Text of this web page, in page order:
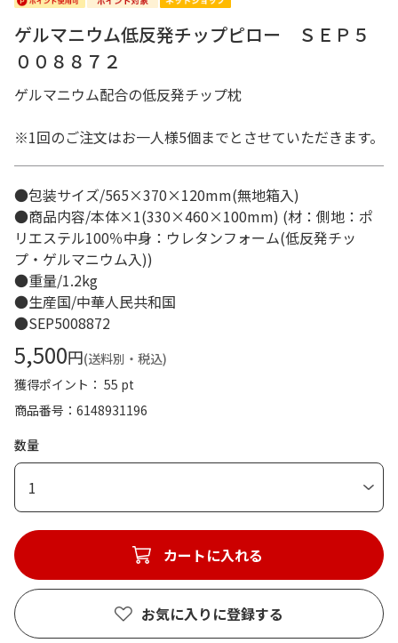
ゲルマニウム低反発チップピロー ＳＥＰ５
００８８７２
ゲルマニウム配合の低反発チップ枕
※1回のご注文はお一人様5個までとさせていただきます。
●包装サイズ/565×370×120mm(無地箱入)
●商品内容/本体×1(330×460×100mm) (材：側地：ポ
リエステル100％中身：ウレタンフォーム(低反発チッ
プ・ゲルマニウム入))
●重量/1.2kg
●生産国/中華人民共和国
●SEP5008872
5,500円(送料別・税込)
獲得ポイント： 55 pt
商品番号
6148931196
数量
1
カートに入れる
お気に入りに登録する